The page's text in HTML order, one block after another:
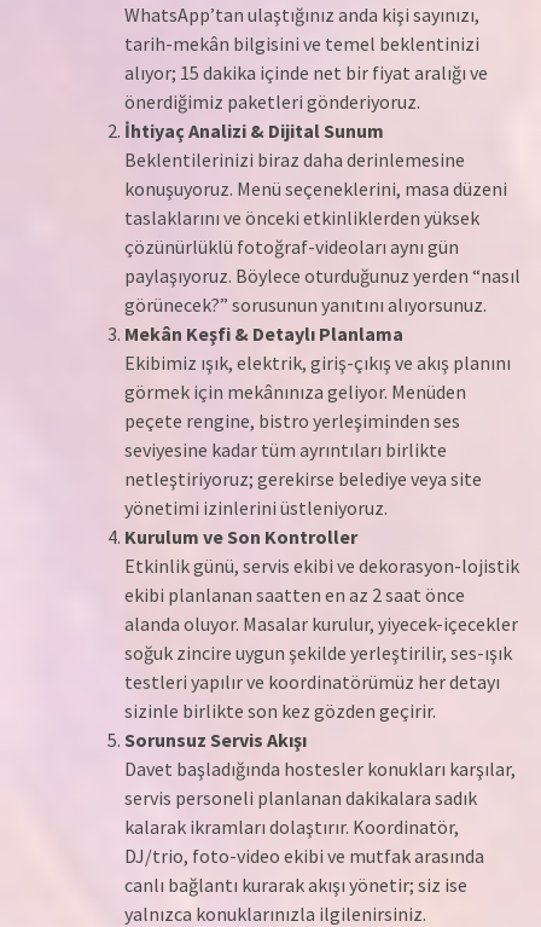
WhatsApp’tan ulaştığınız anda kişi sayınızı,
tarih-mekân bilgisini ve temel beklentinizi
alıyor; 15 dakika içinde net bir fiyat aralığı ve
önerdiğimiz paketleri gönderiyoruz.
İhtiyaç Analizi & Dijital Sunum
Beklentilerinizi biraz daha derinlemesine
konuşuyoruz. Menü seçeneklerini, masa düzeni
taslaklarını ve önceki etkinliklerden yüksek
çözünürlüklü fotoğraf-videoları aynı gün
paylaşıyoruz. Böylece oturduğunuz yerden “nasıl
görünecek?” sorusunun yanıtını alıyorsunuz.
Mekân Keşfi & Detaylı Planlama
Ekibimiz ışık, elektrik, giriş-çıkış ve akış planını
görmek için mekânınıza geliyor. Menüden
peçete rengine, bistro yerleşiminden ses
seviyesine kadar tüm ayrıntıları birlikte
netleştiriyoruz; gerekirse belediye veya site
yönetimi izinlerini üstleniyoruz.
Kurulum ve Son Kontroller
Etkinlik günü, servis ekibi ve dekorasyon-lojistik
ekibi planlanan saatten en az 2 saat önce
alanda oluyor. Masalar kurulur, yiyecek-içecekler
soğuk zincire uygun şekilde yerleştirilir, ses-ışık
testleri yapılır ve koordinatörümüz her detayı
sizinle birlikte son kez gözden geçirir.
Sorunsuz Servis Akışı
Davet başladığında hostesler konukları karşılar,
servis personeli planlanan dakikalara sadık
kalarak ikramları dolaştırır. Koordinatör,
DJ/trio, foto-video ekibi ve mutfak arasında
canlı bağlantı kurarak akışı yönetir; siz ise
yalnızca konuklarınızla ilgilenirsiniz.